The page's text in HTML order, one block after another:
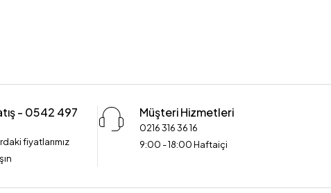
- 0542 497
fiyatlarımız
Müşteri Hizmetleri
0216 316 36 16
9:00 - 18:00 Haftaiçi